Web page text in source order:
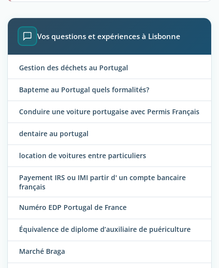
Vos questions et expériences à Lisbonne
Gestion des déchets au Portugal
Bapteme au Portugal quels formalités?
Conduire une voiture portugaise avec Permis Français
dentaire au portugal
location de voitures entre particuliers
Payement IRS ou IMI partir d' un compte bancaire
français
Numéro EDP Portugal de France
Équivalence de diplome d’auxiliaire de puériculture
Marché Braga